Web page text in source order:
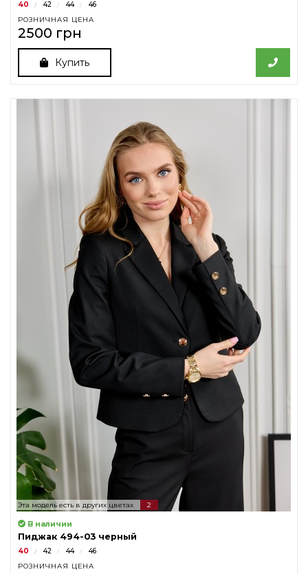
40 42 44 46
РОЗНИЧНАЯ ЦЕНА
2500 грн
Купить
Эта модель есть в других цветах 2
В наличии
Пиджак 494-03 черный
40 42 44 46
РОЗНИЧНАЯ ЦЕНА